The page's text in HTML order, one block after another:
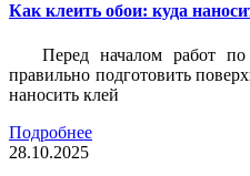
Как клеить обои: куда
Перед началом работ
правильно подготовить
наносить клей
Подробнее
28.10.2025